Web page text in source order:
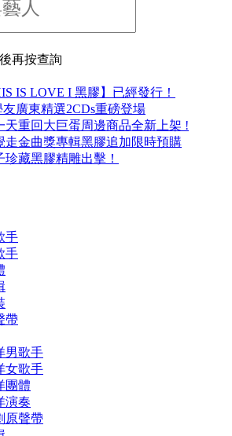
再按查詢
IS LOVE I 黑膠】已經發行！
廣東精選2CDs重磅登場
天重回大巨蛋周邊商品全新上架 !
走金曲獎專輯黑膠追加限時預購
藏黑膠精雕出擊！
手
手
帶
男歌手
女歌手
團體
演奏
原聲帶